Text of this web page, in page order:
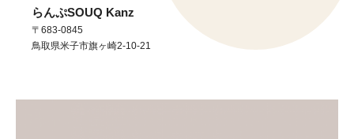
らんぷSOUQ Kanz
〒683-0845
鳥取県米子市旗ヶ崎2-10-21